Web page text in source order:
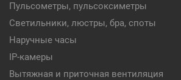
Пульсометры, пульсоксиметры
Светильники, люстры, бра, споты
Наручные часы
IP-камеры
Вытяжная и приточная вентиляция